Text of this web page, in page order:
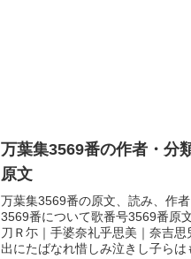
万葉集3569番の作者・分
原文
万葉集3569番の原文、読み、作
3569番について歌番号3569番原
刀Ｒ尓｜手婆奈礼乎思美｜奈吉
出にたばなれ惜しみ泣きし子らは